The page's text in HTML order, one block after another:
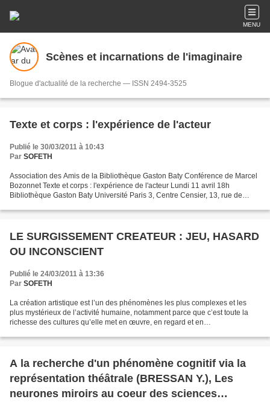
MENU
Scènes et incarnations de l'imaginaire
Blogue d'actualité de la recherche — ISSN 2494-3525
Texte et corps : l'expérience de l'acteur
Publié le 30/03/2011 à 10:43
Par SOFETH
Association des Amis de la Bibliothèque Gaston Baty Conférence de Marcel
Bozonnet Texte et corps : l'expérience de l'acteur Lundi 11 avril 18h
Bibliothèque Gaston Baty Université Paris 3, Centre Censier, 13, rue de
LE SURGISSEMENT CREATEUR : JEU, HASARD
OU INCONSCIENT
Publié le 24/03/2011 à 13:36
Par SOFETH
La création artistique est l’un des phénomènes les plus complexes et les
plus mystérieux de l’activité humaine, notamment parce que c’est toute la
richesse des cultures qu’elle met en œuvre, en regard et en
A la recherche d'un phénomène cognitif via la
représentation théâtrale (BRESSAN Y.), Les
neurones miroirs au coeur des sciences